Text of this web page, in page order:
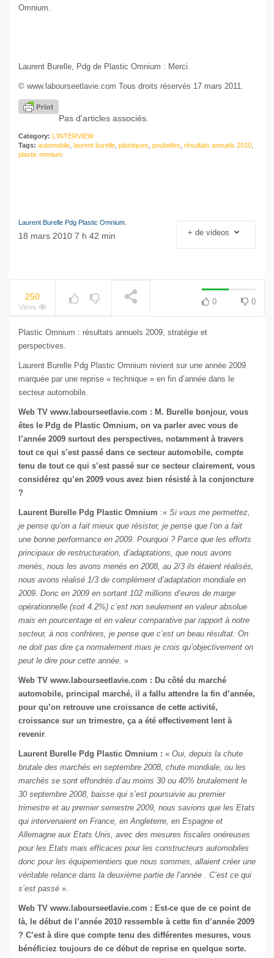
Omnium.
Laurent Burelle, Pdg de Plastic Omnium : Merci.
© www.labourseetlavie.com Tous droits réservés 17 mars 2011.
Pas d'articles associés.
Category: L'INTERVIEW
Tags: automobile laurent burelle plastiques poubelles résultats annuels 2010
plastic omnium
Laurent Burelle Pdg Plastic Omnium.
18 mars 2010 7 h 42 min + de videos
250
Views
0 0
Plastic Omnium : résultats annuels 2009, stratégie et
perspectives.
Laurent Burelle Pdg Plastic Omnium revient sur une année 2009
marquée par une reprise « technique » en fin d’année dans le
secteur automobile.
Web TV www.labourseetlavie.com : M. Burelle bonjour, vous
êtes le Pdg de Plastic Omnium, on va parler avec vous de
l’année 2009 surtout des perspectives, notamment à travers
tout ce qui s’est passé dans ce secteur automobile, compte
tenu de tout ce qui s’est passé sur ce secteur clairement, vous
considérez qu’en 2009 vous avez bien résisté à la conjoncture
?
Laurent Burelle Pdg Plastic Omnium :« Si vous me permettez,
je pense qu’on a fait mieux que résister, je pense que l’on a fait
une bonne performance en 2009. Pourquoi ? Parce que les efforts
principaux de restructuration, d’adaptations, que nous avons
menés, nous les avons menés en 2008, au 2/3 ils étaient réalisés,
nous avons réalisé 1/3 de complément d’adaptation mondiale en
2009. Donc en 2009 en sortant 102 millions d’euros de marge
opérationnelle (soit 4.2%) c’est non seulement en valeur absolue
mais en pourcentage et en valeur comparative par rapport à notre
secteur, à nos confrères, je pense que c’est un beau résultat. On
ne doit pas dire ça normalement mais je crois qu’objectivement on
peut le dire pour cette année. »
Web TV www.labourseetlavie.com : Du côté du marché
automobile, principal marché, il a fallu attendre la fin d’année,
pour qu’on retrouve une croissance de cette activité,
croissance sur un trimestre, ça a été effectivement lent à
revenir.
Laurent Burelle Pdg Plastic Omnium : « Oui, depuis la chute
brutale des marchés en septembre 2008, chute mondiale, ou les
marchés se sont effondrés d’au moins 30 ou 40% brutalement le
30 septembre 2008, baisse qui s’est poursuivie au premier
trimestre et au premier semestre 2009, nous savions que les Etats
qui intervenaient en France, en Angleterre, en Espagne et
Allemagne aux Etats Unis, avec des mesures fiscales onéreuses
pour les Etats mais efficaces pour les constructeurs automobiles
donc pour les équipementiers que nous sommes, allaient créer une
véritable relance dans la deuxième partie de l’année . C’est ce qui
s’est passé ».
Web TV www.labourseetlavie.com : Est-ce que de ce point de
là, le début de l’année 2010 ressemble à cette fin d’année 2009
? C’est à dire que compte tenu des différentes mesures, vous
bénéficiez toujours de ce début de reprise en quelque sorte.